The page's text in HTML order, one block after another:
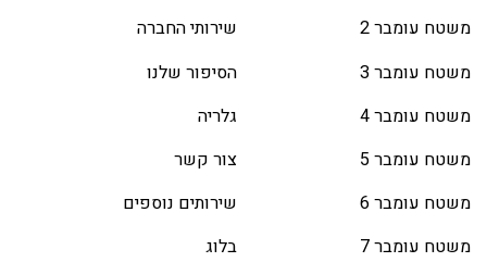
משטח עומבר 2
משטח עומבר 3
משטח עומבר 4
משטח עומבר 5
משטח עומבר 6
משטח עומבר 7
שירותי החברה
הסיפור שלנו
גלריה
צור קשר
שירותים נוספים
בלוג